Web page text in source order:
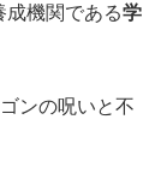
機関である学
ンの呪いと不